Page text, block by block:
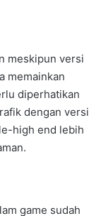
meskipun versi
memainkan
diperhatikan
dengan versi
high end lebih
game sudah